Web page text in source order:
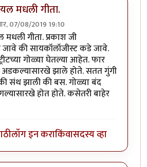
मधली गीता.
07/08/2019 19:10
मधली गीता. प्रकाश जी
जावे की सायकॉलॉजीस्ट कडे जावे.
गोळ्या घेतल्या आहेत. फार
अडकल्यासारखे झाले होते. सतत गुंगी
संथ झाली की बस. गोळ्या बंद
होत होते. कसेतरी बाहेर
लॉग इन कराकिंवासदस्य व्हा